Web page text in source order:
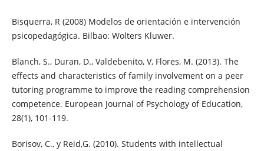
Bisquerra, R (2008) Modelos de orientación e intervención
psicopedagógica. Bilbao: Wolters Kluwer.
Blanch, S., Duran, D., Valdebenito, V, Flores, M. (2013). The
effects and characteristics of family involvement on a peer
tutoring programme to improve the reading comprehension
competence. European Journal of Psychology of Education,
28(1), 101-119.
Borisov, C., y Reid,G. (2010). Students with intellectual